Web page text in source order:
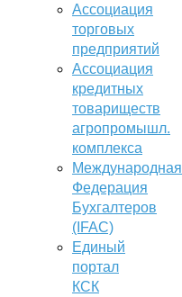
Ассоциация
торговых
предприятий
Ассоциация
кредитных
товариществ
агропромышл.
комплекса
Международная
Федерация
Бухгалтеров
(IFAC)
Единый
портал
КСК